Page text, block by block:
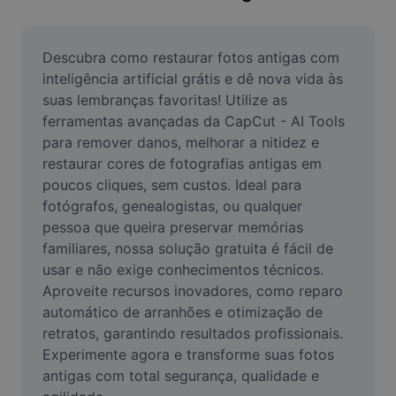
Mesclar imagens
Melhorar Imagem
Redimensionar Imagem
Editar Imagem Online
Criador de Memes
AI Text Remover
AI People Remover
AI Inpainting
Face Cutout
Descubra como restaurar fotos antigas com
inteligência artificial grátis e dê nova vida às
suas lembranças favoritas! Utilize as
ferramentas avançadas da CapCut - AI Tools
para remover danos, melhorar a nitidez e
restaurar cores de fotografias antigas em
poucos cliques, sem custos. Ideal para
fotógrafos, genealogistas, ou qualquer
pessoa que queira preservar memórias
familiares, nossa solução gratuita é fácil de
usar e não exige conhecimentos técnicos.
Aproveite recursos inovadores, como reparo
automático de arranhões e otimização de
retratos, garantindo resultados profissionais.
Experimente agora e transforme suas fotos
antigas com total segurança, qualidade e